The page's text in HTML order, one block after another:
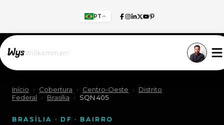
PT
Willkommen!
Início › Cobertura › Centro-Oeste ›
Distrito
Federal
› Brasília › SQN 405
BRASÍLIA · DF · BAIRRO